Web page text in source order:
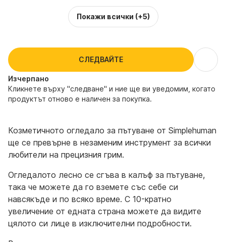
Покажи всички (+5)
СЛЕДВАЙТЕ
Изчерпанo
Кликнете върху "следване" и ние ще ви уведомим, когато
продуктът отново е наличен за покупка.
Козметичното огледало за пътуване от Simplehuman
ще се превърне в незаменим инструмент за всички
любители на прецизния грим.
Огледалото лесно се сгъва в калъф за пътуване,
така че можете да го вземете със себе си
навсякъде и по всяко време. С 10-кратно
увеличение от едната страна можете да видите
цялото си лице в изключителни подробности.